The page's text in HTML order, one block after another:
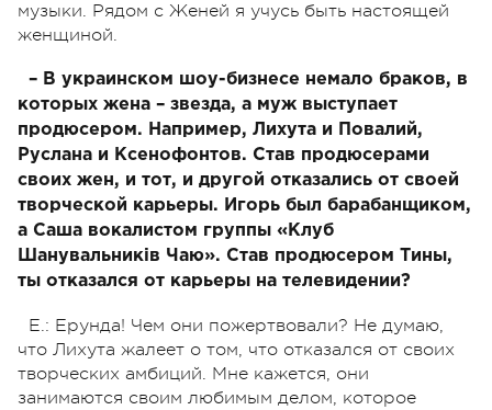
музыки. Рядом с Женей я учусь быть настоящей
женщиной.
– В украинском шоу-бизнесе немало браков, в
которых жена – звезда, а муж выступает
продюсером. Например, Лихута и Повалий,
Руслана и Ксенофонтов. Став продюсерами
своих жен, и тот, и другой отказались от своей
творческой карьеры. Игорь был барабанщиком,
а Саша вокалистом группы «Клуб
Шанувальників Чаю». Став продюсером Тины,
ты отказался от карьеры на телевидении?
Е.: Ерунда! Чем они пожертвовали? Не думаю,
что Лихута жалеет о том, что отказался от своих
творческих амбиций. Мне кажется, они
занимаются своим любимым делом, которое